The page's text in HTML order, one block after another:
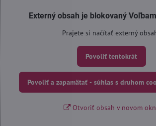
Externý obsah je blokovaný
Prajete si načítať externý
Povoliť tentokrát
Povoliť a zapamätať - súhlas s druhom
Otvoriť obsah v novom